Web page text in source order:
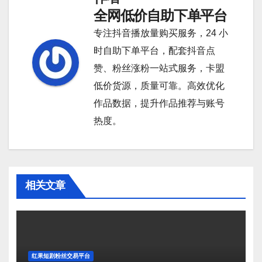
全网低价自助下单平台
专注抖音播放量购买服务，24 小
时自助下单平台，配套抖音点
赞、粉丝涨粉一站式服务，卡盟
低价货源，质量可靠。高效优化
作品数据，提升作品推荐与账号
热度。
相关文章
红果短剧粉丝交易平台